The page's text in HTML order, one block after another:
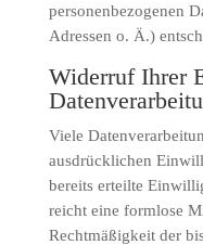
personenbezogenen
Adressen o. Ä.)
Widerruf Ihrer
Viele
ausdrücklichen
bereits erteilte
reicht eine formlose
Rechtmäßigkeit der